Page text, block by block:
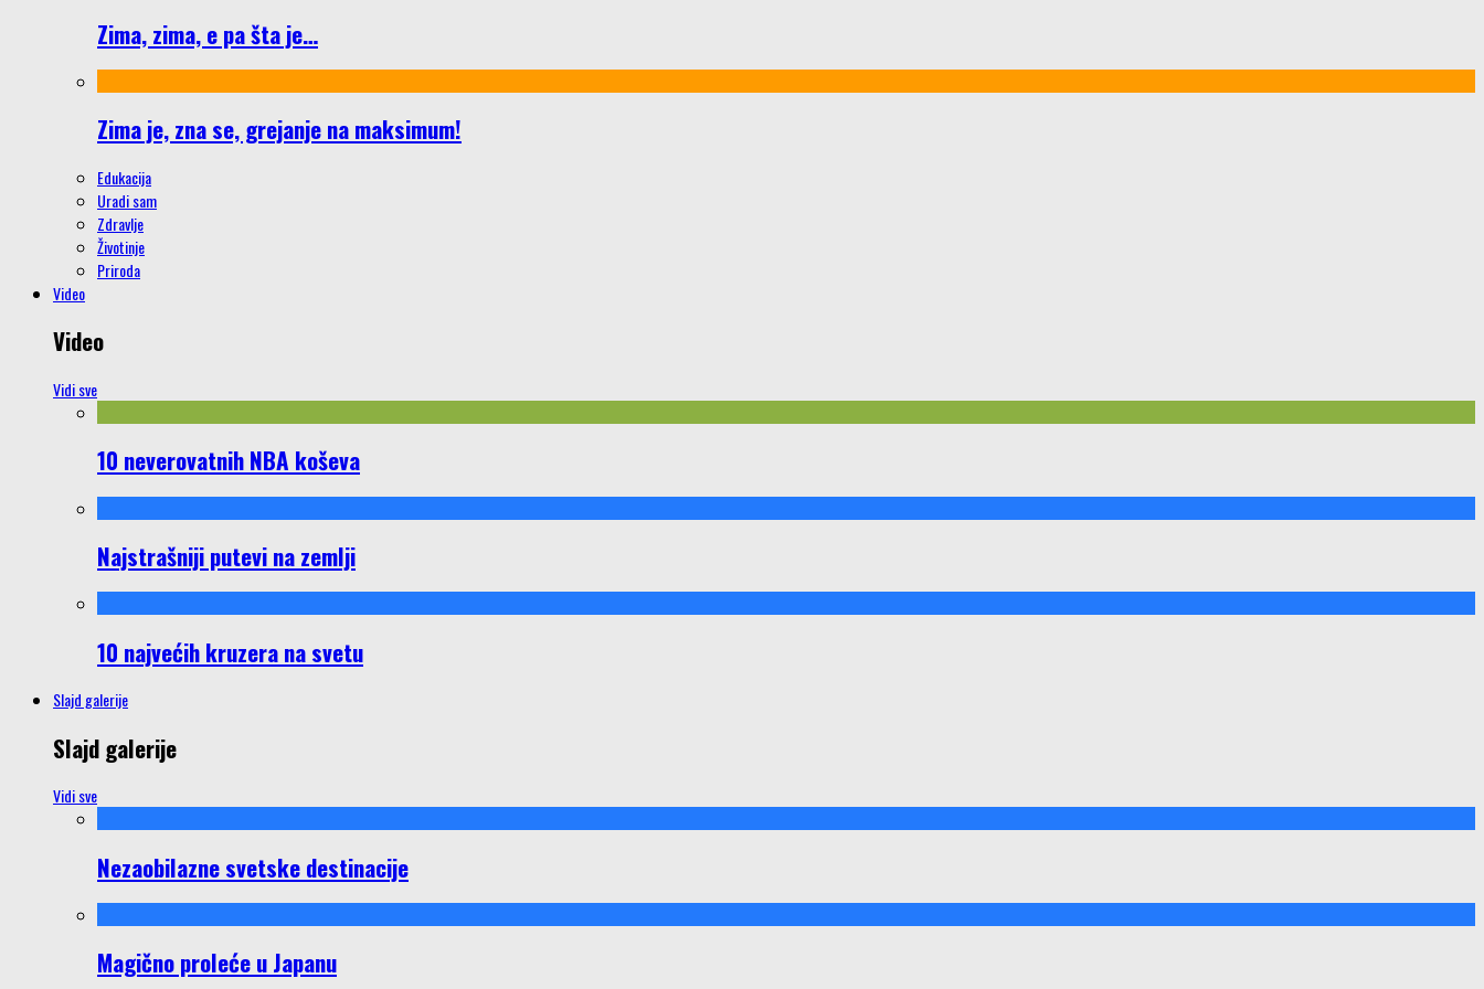
Zima, zima, e pa šta je…
Zima je, zna se, grejanje na maksimum!
Edukacija
Uradi sam
Zdravlje
Životinje
Priroda
Video
Video
Vidi sve
10 neverovatnih NBA koševa
Najstrašniji putevi na zemlji
10 najvećih kruzera na svetu
Slajd galerije
Slajd galerije
Vidi sve
Nezaobilazne svetske destinacije
Magično proleće u Japanu